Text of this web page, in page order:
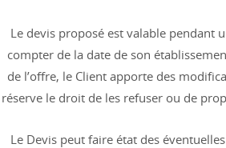
Le devis proposé est valable pendant
compter de la date de son
de l’offre, le Client apporte des
réserve le droit de les refuser ou de
Le Devis peut faire état des